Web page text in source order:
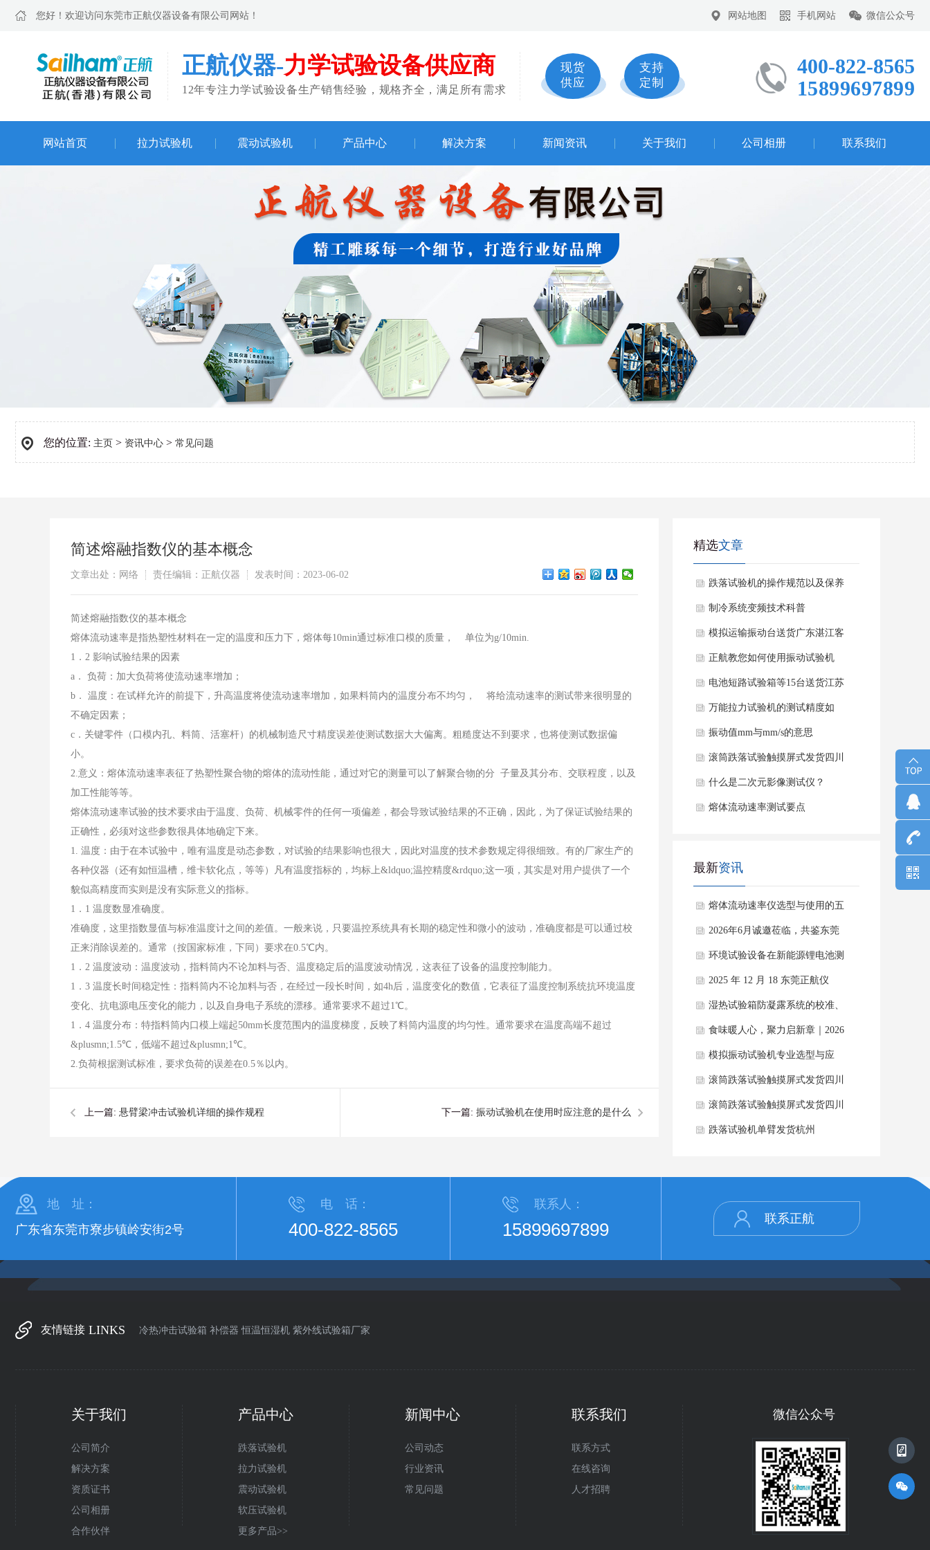
您好！欢迎访问东莞市正航仪器设备有限公司网站！ 网站地图 手机网站 微信公众号
正航仪器-力学试验设备供应商
12年专注力学试验设备生产销售经验，规格齐全，满足所有需求
现货
供应
支持
定制
400-822-8565
15899697899
网站首页 拉力试验机 震动试验机 产品中心 解决方案 新闻资讯 关于我们 公司相册 联系我们
您的位置: 主页 > 资讯中心 > 常见问题
简述熔融指数仪的基本概念
文章出处：网络 责任编辑：正航仪器 发表时间：2023-06-02
简述熔融指数仪的基本概念
熔体流动速率是指热塑性材料在一定的温度和压力下，熔体每10min通过标准口模的质量， 单位为g/10min.
1．2 影响试验结果的因素
a． 负荷：加大负荷将使流动速率增加；
b． 温度：在试样允许的前提下，升高温度将使流动速率增加，如果料筒内的温度分布不均匀， 将给流动速率的测试带来很明显的
不确定因素；
c．关键零件（口模内孔、料筒、活塞杆）的机械制造尺寸精度误差使测试数据大大偏离。粗糙度达不到要求，也将使测试数据偏
小。
2.意义：熔体流动速率表征了热塑性聚合物的熔体的流动性能，通过对它的测量可以了解聚合物的分 子量及其分布、交联程度，以及
加工性能等等。
熔体流动速率试验的技术要求由于温度、负荷、机械零件的任何一项偏差，都会导致试验结果的不正确，因此，为了保证试验结果的
正确性，必须对这些参数很具体地确定下来。
1. 温度：由于在本试验中，唯有温度是动态参数，对试验的结果影响也很大，因此对温度的技术参数规定得很细致。有的厂家生产的
各种仪器（还有如恒温槽，维卡软化点，等等）凡有温度指标的，均标上&ldquo;温控精度&rdquo;这一项，其实是对用户提供了一个
貌似高精度而实则是没有实际意义的指标。
1．1 温度数显准确度。
准确度，这里指数显值与标准温度计之间的差值。一般来说，只要温控系统具有长期的稳定性和微小的波动，准确度都是可以通过校
正来消除误差的。通常（按国家标准，下同）要求在0.5℃内。
1．2 温度波动：温度波动，指料筒内不论加料与否、温度稳定后的温度波动情况，这表征了设备的温度控制能力。
1．3 温度长时间稳定性：指料筒内不论加料与否，在经过一段长时间，如4h后，温度变化的数值，它表征了温度控制系统抗环境温度
变化、抗电源电压变化的能力，以及自身电子系统的漂移。通常要求不超过1℃。
1．4 温度分布：特指料筒内口模上端起50mm长度范围内的温度梯度，反映了料筒内温度的均匀性。通常要求在温度高端不超过
&plusmn;1.5℃，低端不超过&plusmn;1℃。
2.负荷根据测试标准，要求负荷的误差在0.5％以内。
上一篇: 悬臂梁冲击试验机详细的操作规程 下一篇: 振动试验机在使用时应注意的是什么
精选文章
跌落试验机的操作规范以及保养
维修
制冷系统变频技术科普
模拟运输振动台送货广东湛江客
户公司
正航教您如何使用振动试验机
电池短路试验箱等15台送货江苏
客户公司
万能拉力试验机的测试精度如
何？
振动值mm与mm/s的意思
滚筒跌落试验触摸屏式发货四川
什么是二次元影像测试仪？
熔体流动速率测试要点
最新资讯
熔体流动速率仪选型与使用的五
大技术误区
2026年6月诚邀莅临，共鉴东莞
正航品质
环境试验设备在新能源锂电池测
试中的节能需
2025 年 12 月 18 东莞正航仪
​湿热试验箱防凝露系统的校准、
验证与期间
食味暖人心，聚力启新章｜2026
年6月东
模拟振动试验机专业选型与应
用，正航仪器全
滚筒跌落试验触摸屏式发货四川
滚筒跌落试验触摸屏式发货四川
跌落试验机单臂发货杭州
地 址：
广东省东莞市寮步镇岭安街2号
电 话：
400-822-8565
联系人：
15899697899
联系正航
友情链接 LINKS 冷热冲击试验箱 补偿器 恒温恒湿机 紫外线试验箱厂家
关于我们
公司简介
解决方案
资质证书
公司相册
合作伙伴
产品中心
跌落试验机
拉力试验机
震动试验机
软压试验机
更多产品>>
新闻中心
公司动态
行业资讯
常见问题
联系我们
联系方式
在线咨询
人才招聘
微信公众号 微信公众号